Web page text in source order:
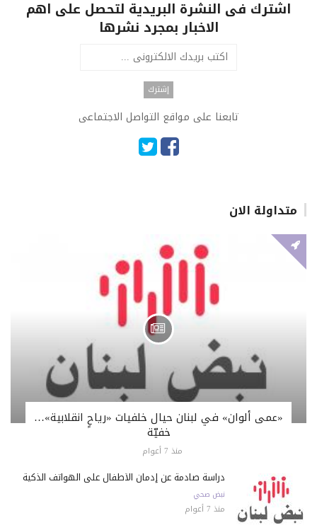
اشترك فى النشرة البريدية لتحصل على اهم
الاخبار بمجرد نشرها
تابعنا على مواقع التواصل الاجتماعى
متداولة الان
«عمى ألوان» في لبنان حيال خلفيات «رياحٍ انقلابية»…
خفيّة
منذ 7 أعوام
دراسة صادمة عن إدمان الأطفال على الهواتف الذكية
نبض صحي
منذ 7 أعوام